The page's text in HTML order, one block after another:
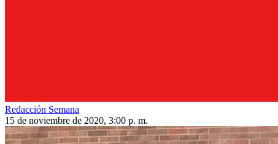
Redacción Semana
15 de noviembre de 2020, 3:00 p. m.